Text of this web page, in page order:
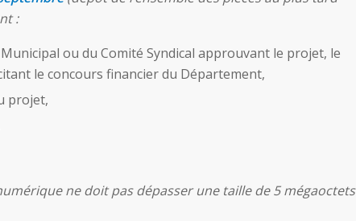
:
ou du Comité Syndical approuvant le projet, le
le concours financier du Département,
projet,
ne doit pas dépasser une taille de 5 mégaoctets